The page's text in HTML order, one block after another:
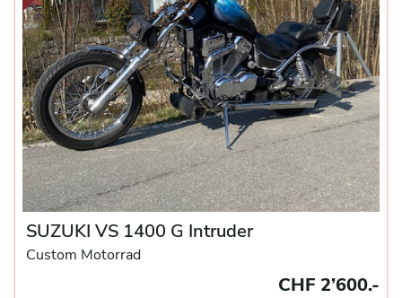
SUZUKI VS 1400 G Intruder
Custom Motorrad
CHF 2’600.-